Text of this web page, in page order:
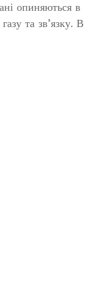
опиняються в
та зв’язку. В